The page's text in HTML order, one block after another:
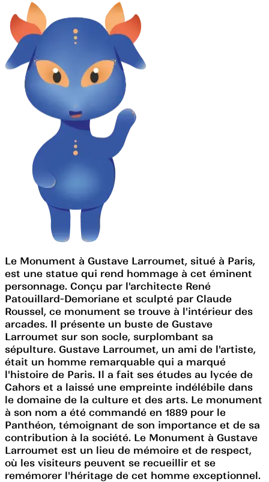
Le Monument à Gustave Larroumet, situé à Paris,
est une statue qui rend hommage à cet éminent
personnage. Conçu par l'architecte René
Patouillard-Demoriane et sculpté par Claude
Roussel, ce monument se trouve à l'intérieur des
arcades. Il présente un buste de Gustave
Larroumet sur son socle, surplombant sa
sépulture. Gustave Larroumet, un ami de l'artiste,
était un homme remarquable qui a marqué
l'histoire de Paris. Il a fait ses études au lycée de
Cahors et a laissé une empreinte indélébile dans
le domaine de la culture et des arts. Le monument
à son nom a été commandé en 1889 pour le
Panthéon, témoignant de son importance et de sa
contribution à la société. Le Monument à Gustave
Larroumet est un lieu de mémoire et de respect,
où les visiteurs peuvent se recueillir et se
remémorer l'héritage de cet homme exceptionnel.